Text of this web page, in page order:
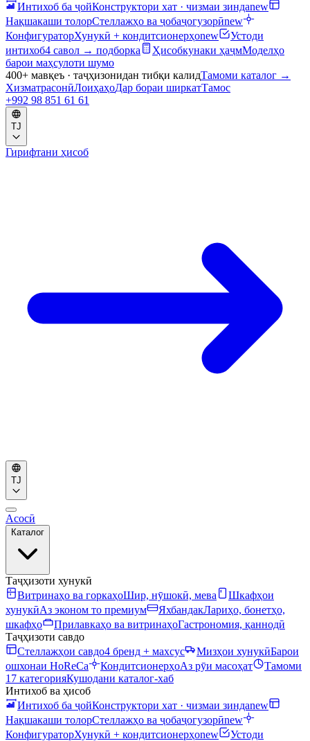
Интихоб ба ҷойКонструктори хат · чизмаи зиндаnew
Нақшакаши толорСтеллажҳо ва ҷобаҷогузорӣnew
КонфигураторХунукӣ + кондитсионерҳоnew
Устоди
интихоб4 савол → подборка Ҳисобкунаки ҳаҷмМоделҳо
барои маҳсулоти шумо
400+ мавқеъ · таҷҳизонидан тибқи калидТамоми каталог →
ХизматрасонӣЛоиҳаҳоДар бораи ширкатТамос
+992 98 851 61 61
TJ
Гирифтани ҳисоб
TJ
Асосӣ
Каталог
Таҷҳизоти хунукӣ
Витринаҳо ва горкаҳоШир, нӯшокӣ, мева
Шкафҳои
хунукӣАз эконом то премиум ЯхбандакЛариҳо, бонетҳо,
шкафҳо
Прилавкаҳо ва витринаҳоГастрономия, қаннодӣ
Таҷҳизоти савдо
Стеллажҳои савдо4 бренд + махсус Мизҳои хунукӣБарои
ошхонаи HoReCa
КондитсионерҳоАз рӯи масоҳат
Тамоми
17 категорияКушодани каталог-хаб
Интихоб ва ҳисоб
Интихоб ба ҷойКонструктори хат · чизмаи зиндаnew
Нақшакаши толорСтеллажҳо ва ҷобаҷогузорӣnew
КонфигураторХунукӣ + кондитсионерҳоnew
Устоди